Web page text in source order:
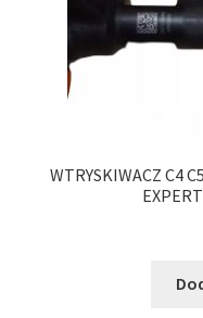
WTRYSKIWACZ C4